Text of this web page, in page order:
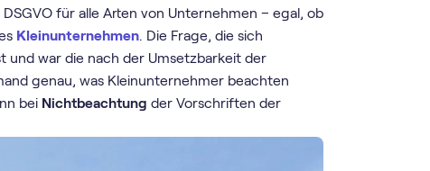
für alle Arten von Unternehmen – egal, ob
Kleinunternehmen. Die Frage, die sich
und war die nach der Umsetzbarkeit der
genau, was Kleinunternehmer beachten
bei Nichtbeachtung der Vorschriften der